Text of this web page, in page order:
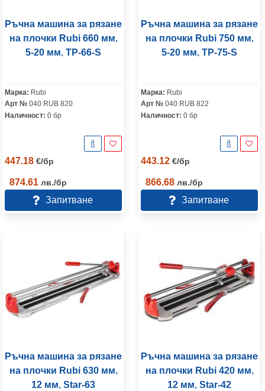
Ръчна машина за рязане
на плочки Rubi 660 мм,
5-20 мм, TP-66-S
Марка: Rubi
Арт № 040 RUB 820
Наличност: 0 бр
447.18 €/бр
874.61 лв./бр
Запитване
Ръчна машина за рязане
на плочки Rubi 750 мм,
5-20 мм, TP-75-S
Марка: Rubi
Арт № 040 RUB 822
Наличност: 0 бр
443.12 €/бр
866.68 лв./бр
Запитване
Ръчна машина за рязане
на плочки Rubi 630 мм,
12 мм, Star-63
Ръчна машина за рязане
на плочки Rubi 420 мм,
12 мм, Star-42